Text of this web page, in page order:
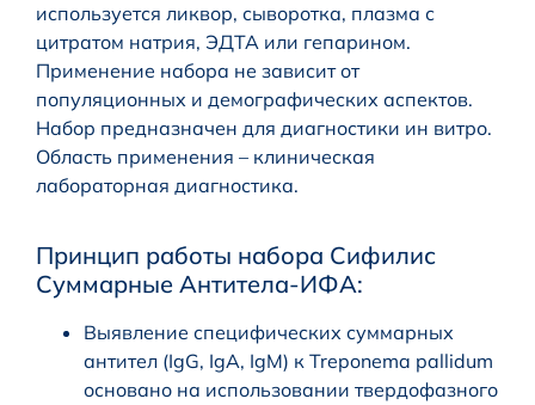
используется ликвор, сыворотка, плазма с
цитратом натрия, ЭДТА или гепарином.
Применение набора не зависит от
популяционных и демографических аспектов.
Набор предназначен для диагностики ин витро.
Область применения – клиническая
лабораторная диагностика.
Принцип работы набора Сифилис
Суммарные Антитела-ИФА:
Выявление специфических суммарных
антител (IgG, IgA, IgM) к Treponema pallidum
основано на использовании твердофазного